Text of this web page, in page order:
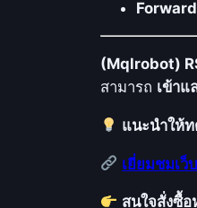
(Mqlrobot)
สามารถ เข้าแ
แนะนำให้
เยี่ยมชมเว็
สนใจสั่งซื้อ